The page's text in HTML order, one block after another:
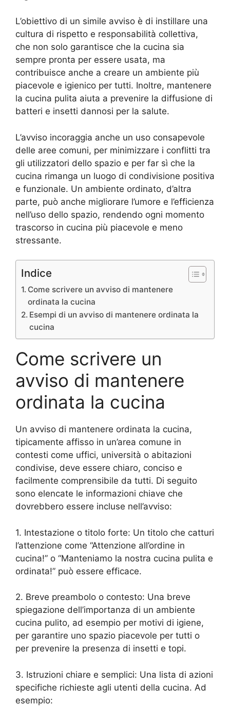
L’obiettivo di un simile avviso è di instillare una
cultura di rispetto e responsabilità collettiva,
che non solo garantisce che la cucina sia
sempre pronta per essere usata, ma
contribuisce anche a creare un ambiente più
piacevole e igienico per tutti. Inoltre, mantenere
la cucina pulita aiuta a prevenire la diffusione di
batteri e insetti dannosi per la salute.
L’avviso incoraggia anche un uso consapevole
delle aree comuni, per minimizzare i conflitti tra
gli utilizzatori dello spazio e per far sì che la
cucina rimanga un luogo di condivisione positiva
e funzionale. Un ambiente ordinato, d’altra
parte, può anche migliorare l’umore e l’efficienza
nell’uso dello spazio, rendendo ogni momento
trascorso in cucina più piacevole e meno
stressante.
Indice
Come scrivere un avviso di mantenere
ordinata la cucina
Esempi di un avviso di mantenere ordinata la
cucina
Come scrivere un
avviso di mantenere
ordinata la cucina
Un avviso di mantenere ordinata la cucina,
tipicamente affisso in un’area comune in
contesti come uffici, università o abitazioni
condivise, deve essere chiaro, conciso e
facilmente comprensibile da tutti. Di seguito
sono elencate le informazioni chiave che
dovrebbero essere incluse nell’avviso:
1. Intestazione o titolo forte: Un titolo che catturi
l’attenzione come “Attenzione all’ordine in
cucina!” o “Manteniamo la nostra cucina pulita e
ordinata!” può essere efficace.
2. Breve preambolo o contesto: Una breve
spiegazione dell’importanza di un ambiente
cucina pulito, ad esempio per motivi di igiene,
per garantire uno spazio piacevole per tutti o
per prevenire la presenza di insetti e topi.
3. Istruzioni chiare e semplici: Una lista di azioni
specifiche richieste agli utenti della cucina. Ad
esempio: